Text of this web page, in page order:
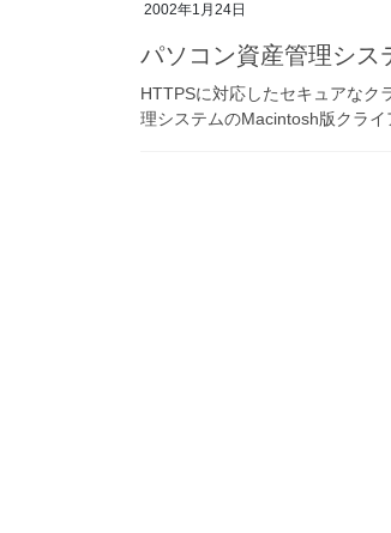
2002年1月24日
パソコン資産管理シス
HTTPSに対応したセキュアな
理システムのMacintosh版クラ